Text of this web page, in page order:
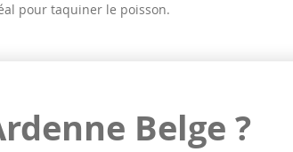
pour taquiner le poisson.
Belge ?